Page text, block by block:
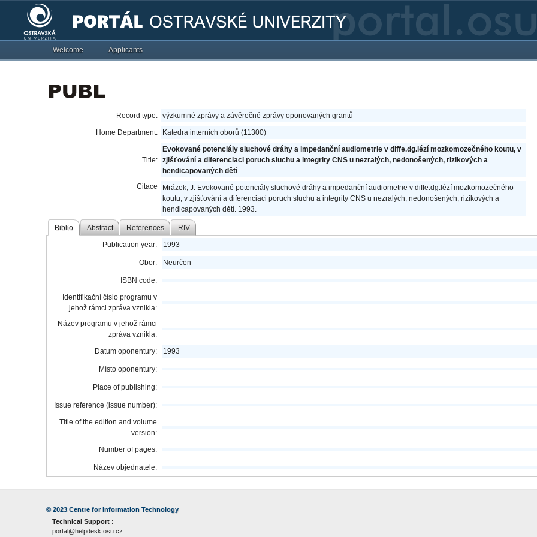
Welcome Applicants
Record type: výzkumné zprávy a závěrečné zprávy oponovaných grantů
Home Department:
Katedra interních oborů (11300)
Title:
Evokované potenciály sluchové dráhy a impedanční audiometrie v diffe.dg.lézí mozkomozečného koutu, v
zjišťování a diferenciaci poruch sluchu a integrity CNS u nezralých, nedonošených, rizikových a
hendicapovaných dětí
Citace
Mrázek, J. Evokované potenciály sluchové dráhy a impedanční audiometrie v diffe.dg.lézí mozkomozečného
koutu, v zjišťování a diferenciaci poruch sluchu a integrity CNS u nezralých, nedonošených, rizikových a
hendicapovaných dětí. 1993.
Biblio Abstract References RIV
Publication year: 1993
Obor: Neurčen
ISBN code:
Identifikační číslo programu v
jehož rámci zpráva vznikla:
Název programu v jehož rámci
zpráva vznikla:
Datum oponentury:
1993
Místo oponentury:
Place of publishing:
Issue reference (issue number):
Title of the edition and volume
version:
Number of pages:
Název objednatele:
© 2023Centre for Information Technology
Technical Support :
portal@helpdesk.osu.cz